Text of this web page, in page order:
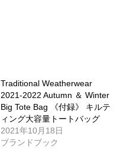
Traditional Weatherwear
2021-2022 Autumn ＆ Winter
Big Tote Bag 《付録》 キルテ
ィング大容量トートバッグ
2021年10月18日
ブランドブック